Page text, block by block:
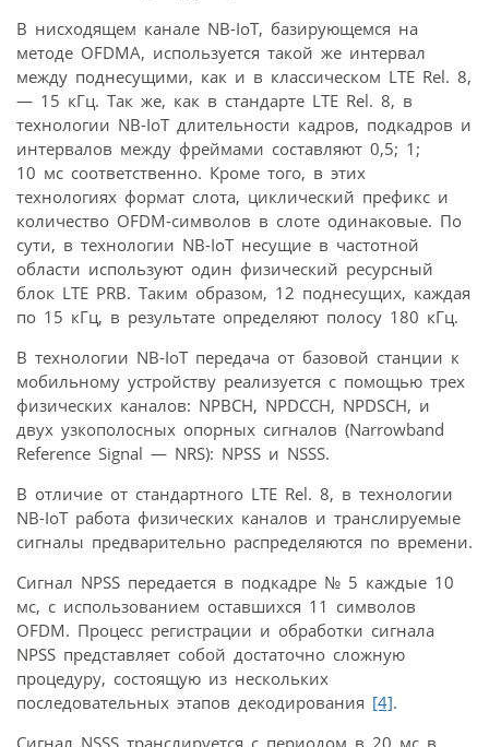
В нисходящем канале NB-IoT, базирующемся на
методе OFDMA, используется такой же интервал
между поднесущими, как и в классическом LTE Rel. 8,
— 15 кГц. Так же, как в стандарте LTE Rel. 8, в
технологии NB-IoT длительности кадров, подкадров и
интервалов между фреймами составляют 0,5; 1;
10 мс соответственно. Кроме того, в этих
технологиях формат слота, циклический префикс и
количество OFDM-символов в слоте одинаковые. По
сути, в технологии NB-IoT несущие в частотной
области используют один физический ресурсный
блок LTE PRB. Таким образом, 12 поднесущих, каждая
по 15 кГц, в результате определяют полосу 180 кГц.
В технологии NB-IoT передача от базовой станции к
мобильному устройству реализуется с помощью трех
физических каналов: NPBCH, NPDCCH, NPDSCH, и
двух узкополосных опорных сигналов (Narrowband
Reference Signal — NRS): NPSS и NSSS.
В отличие от стандартного LTE Rel. 8, в технологии
NB-IoT работа физических каналов и транслируемые
сигналы предварительно распределяются по времени.
Сигнал NPSS передается в подкадре № 5 каждые 10
мс, с использованием оставшихся 11 символов
OFDM. Процесс регистрации и обработки сигнала
NPSS представляет собой достаточно сложную
процедуру, состоящую из нескольких
последовательных этапов декодирования [4].
Сигнал NSSS транслируется с периодом в 20 мс в